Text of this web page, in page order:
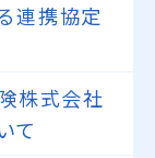
連携協定
株式会社
て